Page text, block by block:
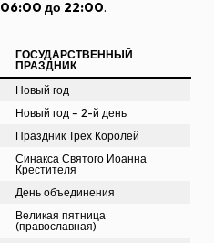
06:00 до 22:00.
ГОСУДАРСТВЕННЫЙ
ПРАЗДНИК
Новый год
Новый год – 2-й день
Праздник Трех Королей
Синакса Святого Иоанна
Крестителя
День объединения
Великая пятница
(православная)